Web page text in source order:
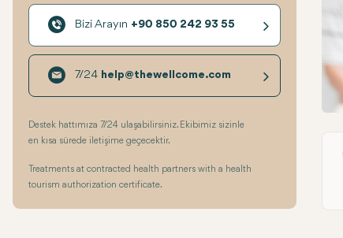
Bizi Arayın +90 850 242 93 55
7/24 help@thewellcome.com
Destek hattımıza 7/24 ulaşabilirsiniz. Ekibimiz sizinle
en kısa sürede iletişime geçecektir.
Treatments at contracted health partners with a health
tourism authorization certificate.